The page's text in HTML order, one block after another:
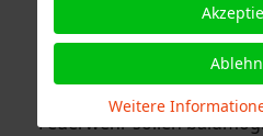
Hygienekonzepts
neuen GW-Hygiene.
bei der Feuerwehr
Tablets für die
Feuerwehr sollen
Weitere